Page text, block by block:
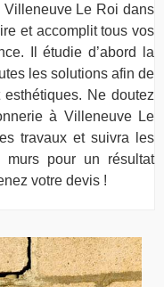
Villeneuve Le Roi dans
et accomplit tous vos
Il étudie d’abord la
les solutions afin de
Ne doutez
à Villeneuve Le
travaux et suivra les
pour un résultat
votre devis !